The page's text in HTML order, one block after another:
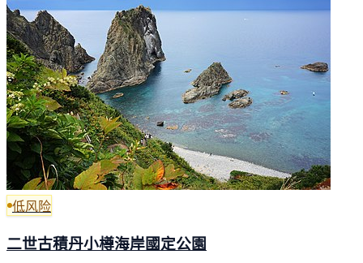
低风险
二世古積丹小樽海岸國定公園